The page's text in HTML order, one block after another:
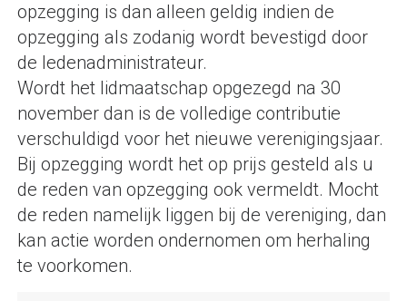
opzegging is dan alleen geldig indien de
opzegging als zodanig wordt bevestigd door
de ledenadministrateur.
Wordt het lidmaatschap opgezegd na 30
november dan is de volledige contributie
verschuldigd voor het nieuwe verenigingsjaar.
Bij opzegging wordt het op prijs gesteld als u
de reden van opzegging ook vermeldt. Mocht
de reden namelijk liggen bij de vereniging, dan
kan actie worden ondernomen om herhaling
te voorkomen.